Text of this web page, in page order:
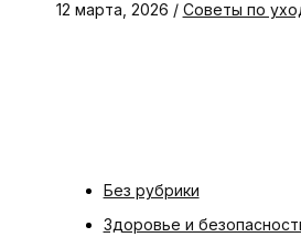
12 марта, 2026 / Советы по
Без рубрики
Здоровье и